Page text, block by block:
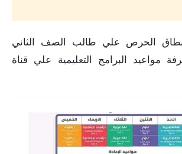
الحرص علي طالب الصف الثاني
مواعيد البرامج التعليمية علي قناة